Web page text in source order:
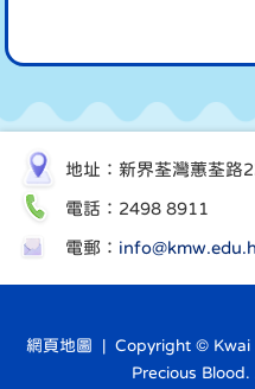
地址：新界荃灣蕙荃路
電話：2498 8911
電郵：
網頁地圖 | Copyright © Kwai
Precious